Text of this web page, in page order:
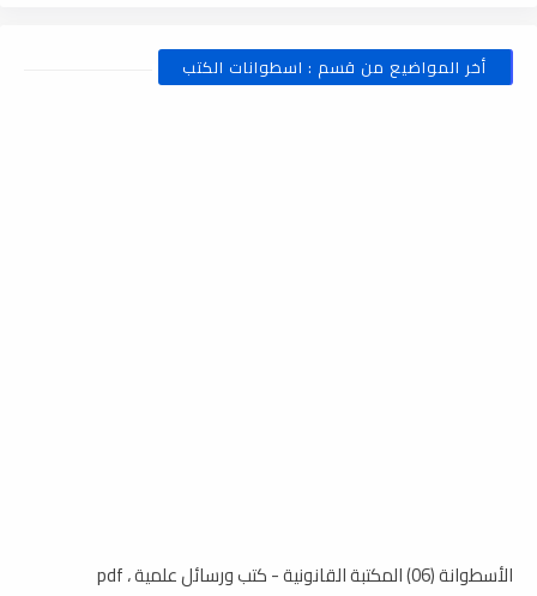
أخر المواضيع من قسم : اسطوانات الكتب
الأسطوانة (06) المكتبة القانونية - كتب ورسائل علمية ، pdf